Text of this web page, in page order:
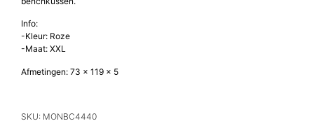
Info:
-Kleur: Roze
-Maat: XXL
Afmetingen: 73 x 119 x 5
SKU: MONBC4440